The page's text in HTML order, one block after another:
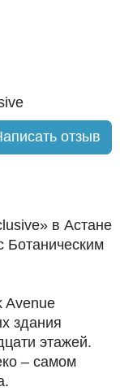
отзыв
в Астане
Ботаническим
Avenue
здания
этажей.
– самом